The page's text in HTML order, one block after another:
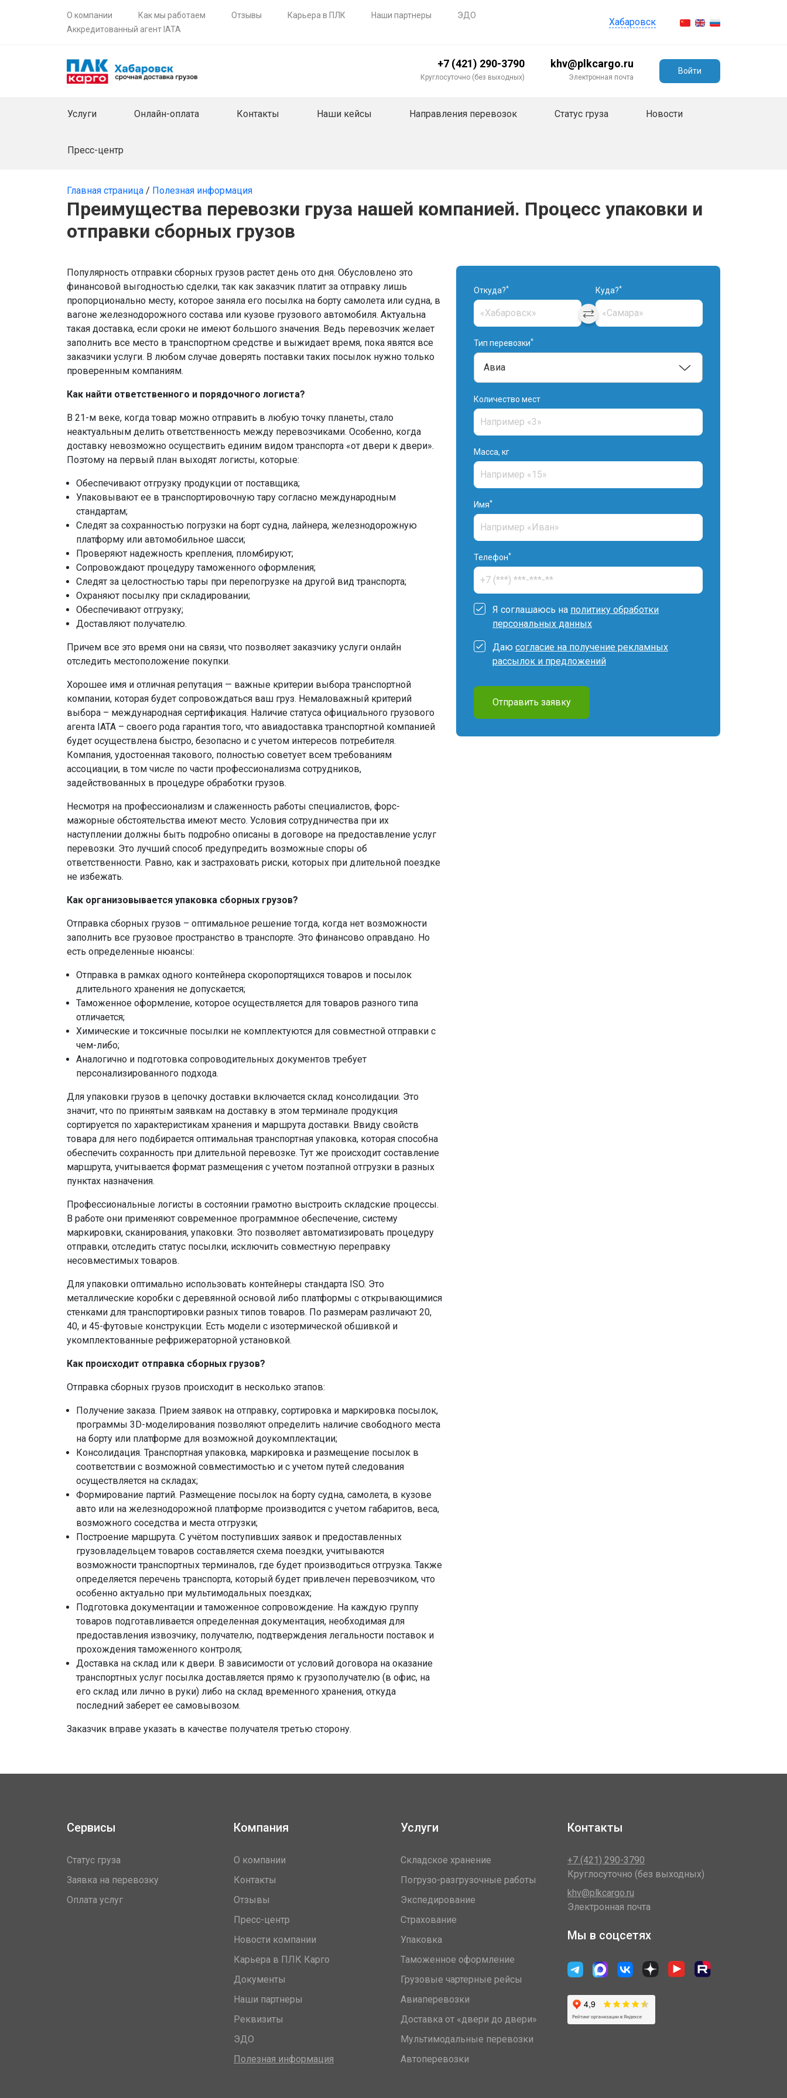
О компании Как мы работаем Отзывы Карьера в ПЛК Наши партнеры
ЭДО
Аккредитованный агент IATA
Хабаровск
+7 (421) 290-3790
Круглосуточно (без выходных)
khv@plkcargo.ru
Электронная почта
Войти
Услуги Онлайн-оплата Контакты Наши кейсы Направления перевозок Статус груза Новости
Пресс-центр
Главная страница / Полезная информация
Преимущества перевозки груза нашей компанией. Процесс упаковки и
отправки сборных грузов
Популярность отправки сборных грузов растет день ото дня. Обусловлено это
финансовой выгодностью сделки, так как заказчик платит за отправку лишь
пропорционально месту, которое заняла его посылка на борту самолета или судна, в
вагоне железнодорожного состава или кузове грузового автомобиля. Актуальна
такая доставка, если сроки не имеют большого значения. Ведь перевозчик желает
заполнить все место в транспортном средстве и выжидает время, пока явятся все
заказчики услуги. В любом случае доверять поставки таких посылок нужно только
проверенным компаниям.
Как найти ответственного и порядочного логиста?
В 21-м веке, когда товар можно отправить в любую точку планеты, стало
неактуальным делить ответственность между перевозчиками. Особенно, когда
доставку невозможно осуществить единим видом транспорта «от двери к двери».
Поэтому на первый план выходят логисты, которые:
Обеспечивают отгрузку продукции от поставщика;
Упаковывают ее в транспортировочную тару согласно международным
стандартам;
Следят за сохранностью погрузки на борт судна, лайнера, железнодорожную
платформу или автомобильное шасси;
Проверяют надежность крепления, пломбируют;
Сопровождают процедуру таможенного оформления;
Следят за целостностью тары при перепогрузке на другой вид транспорта;
Охраняют посылку при складировании;
Обеспечивают отгрузку;
Доставляют получателю.
Причем все это время они на связи, что позволяет заказчику услуги онлайн
отследить местоположение покупки.
Хорошее имя и отличная репутация — важные критерии выбора транспортной
компании, которая будет сопровождаться ваш груз. Немаловажный критерий
выбора – международная сертификация. Наличие статуса официального грузового
агента IATA – своего рода гарантия того, что авиадоставка транспортной компанией
будет осуществлена быстро, безопасно и с учетом интересов потребителя.
Компания, удостоенная такового, полностью советует всем требованиям
ассоциации, в том числе по части профессионализма сотрудников,
задействованных в процедуре обработки грузов.
Несмотря на профессионализм и слаженность работы специалистов, форс-
мажорные обстоятельства имеют место. Условия сотрудничества при их
наступлении должны быть подробно описаны в договоре на предоставление услуг
перевозки. Это лучший способ предупредить возможные споры об
ответственности. Равно, как и застраховать риски, которых при длительной поездке
не избежать.
Как организовывается упаковка сборных грузов?
Отправка сборных грузов – оптимальное решение тогда, когда нет возможности
заполнить все грузовое пространство в транспорте. Это финансово оправдано. Но
есть определенные нюансы:
Отправка в рамках одного контейнера скоропортящихся товаров и посылок
длительного хранения не допускается;
Таможенное оформление, которое осуществляется для товаров разного типа
отличается;
Химические и токсичные посылки не комплектуются для совместной отправки с
чем-либо;
Аналогично и подготовка сопроводительных документов требует
персонализированного подхода.
Для упаковки грузов в цепочку доставки включается склад консолидации. Это
значит, что по принятым заявкам на доставку в этом терминале продукция
сортируется по характеристикам хранения и маршрута доставки. Ввиду свойств
товара для него подбирается оптимальная транспортная упаковка, которая способна
обеспечить сохранность при длительной перевозке. Тут же происходит составление
маршрута, учитывается формат размещения с учетом поэтапной отгрузки в разных
пунктах назначения.
Профессиональные логисты в состоянии грамотно выстроить складские процессы.
В работе они применяют современное программное обеспечение, систему
маркировки, сканирования, упаковки. Это позволяет автоматизировать процедуру
отправки, отследить статус посылки, исключить совместную переправку
несовместимых товаров.
Для упаковки оптимально использовать контейнеры стандарта ISO. Это
металлические коробки с деревянной основой либо платформы с открывающимися
стенками для транспортировки разных типов товаров. По размерам различают 20,
40, и 45-футовые конструкции. Есть модели с изотермической обшивкой и
укомплектованные рефрижераторной установкой.
Как происходит отправка сборных грузов?
Отправка сборных грузов происходит в несколько этапов:
Получение заказа. Прием заявок на отправку, сортировка и маркировка посылок,
программы 3D-моделирования позволяют определить наличие свободного места
на борту или платформе для возможной доукомплектации;
Консолидация. Транспортная упаковка, маркировка и размещение посылок в
соответствии с возможной совместимостью и с учетом путей следования
осуществляется на складах;
Формирование партий. Размещение посылок на борту судна, самолета, в кузове
авто или на железнодорожной платформе производится с учетом габаритов, веса,
возможного соседства и места отгрузки;
Построение маршрута. С учётом поступивших заявок и предоставленных
грузовладельцем товаров составляется схема поездки, учитываются
возможности транспортных терминалов, где будет производиться отгрузка. Также
определяется перечень транспорта, который будет привлечен перевозчиком, что
особенно актуально при мультимодальных поездках;
Подготовка документации и таможенное сопровождение. На каждую группу
товаров подготавливается определенная документация, необходимая для
предоставления извозчику, получателю, подтверждения легальности поставок и
прохождения таможенного контроля;
Доставка на склад или к двери. В зависимости от условий договора на оказание
транспортных услуг посылка доставляется прямо к грузополучателю (в офис, на
его склад или лично в руки) либо на склад временного хранения, откуда
последний заберет ее самовывозом.
Заказчик вправе указать в качестве получателя третью сторону.
Откуда?* Куда?*
Тип перевозки*
Количество мест
Масса, кг
Имя*
Телефон*
Я соглашаюсь на политику обработки
персональных данных
Даю согласие на получение рекламных
рассылок и предложений
Отправить заявку
Сервисы
Статус груза
Заявка на перевозку
Оплата услуг
Компания
О компании
Контакты
Отзывы
Пресс-центр
Новости компании
Карьера в ПЛК Карго
Документы
Наши партнеры
Реквизиты
ЭДО
Полезная информация
Услуги
Складское хранение
Погрузо-разгрузочные работы
Экспедирование
Страхование
Упаковка
Таможенное оформление
Грузовые чартерные рейсы
Авиаперевозки
Доставка от «двери до двери»
Мультимодальные перевозки
Автоперевозки
Контакты
+7 (421) 290-3790
Круглосуточно (без выходных)
khv@plkcargo.ru
Электронная почта
Мы в соцсетях